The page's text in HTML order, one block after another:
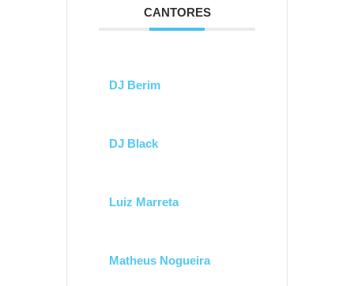
CANTORES
DJ Berim
DJ Black
Luiz Marreta
Matheus Nogueira